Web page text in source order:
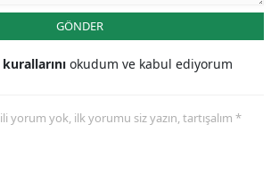
GÖNDER
okudum ve kabul ediyorum
yorum yok, ilk yorumu siz yazın, tartışalım *